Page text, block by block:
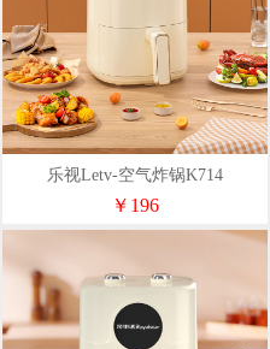
乐视Letv-空气炸锅K714
￥196